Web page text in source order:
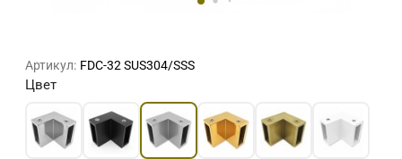
Артикул: FDC-32 SUS304/SSS
Цвет